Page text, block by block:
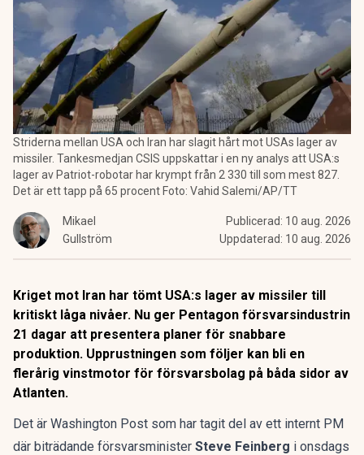
Striderna mellan USA och Iran har slagit hårt mot USAs lager av
missiler. Tankesmedjan CSIS uppskattar i en ny analys att USA:s
lager av Patriot-robotar har krympt från 2 330 till som mest 827.
Det är ett tapp på 65 procent Foto: Vahid Salemi/AP/TT
Mikael
Gullström
Publicerad: 10 aug. 2026
Uppdaterad: 10 aug. 2026
Kriget mot Iran har tömt USA:s lager av missiler till
kritiskt låga nivåer. Nu ger Pentagon försvarsindustrin
21 dagar att presentera planer för snabbare
produktion. Upprustningen som följer kan bli en
flerårig vinstmotor för försvarsbolag på båda sidor av
Atlanten.
Det är Washington Post som har tagit del av ett internt PM
där biträdande försvarsminister Steve Feinberg i onsdags